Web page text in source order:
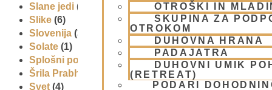
OTROŠKI IN
SKUPINA ZA
OTROKOM
DUHOVNA HRANA
PADAJATRA
DUHOVNI UMIK
(RETREAT)
PODARI
Slane jedi (2)
Slike (6)
Slovenija (30)
Solate (1)
Splošni pogoji uporabe(1)
Šrila Prabhupada
Svet (4)